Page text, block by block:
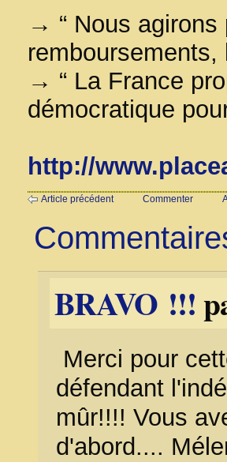
→ “ Nous agirons
remboursements,
→ “ La France
démocratique
http://
Article précédent Commenter
BRAVO !!!
Merci pour
défendant
mûr!!!! Vous
d'abord....